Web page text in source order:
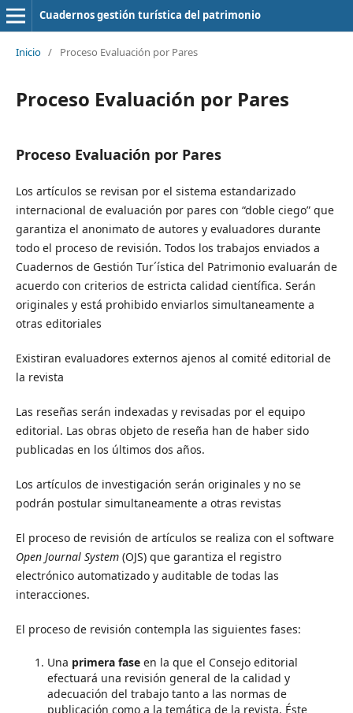
Cuadernos gestión turística del patrimonio
Inicio / Proceso Evaluación por Pares
Proceso Evaluación por Pares
Proceso Evaluación por Pares
Los artículos se revisan por el sistema estandarizado
internacional de evaluación por pares con “doble ciego” que
garantiza el anonimato de autores y evaluadores durante
todo el proceso de revisión. Todos los trabajos enviados a
Cuadernos de Gestión Tur´ística del Patrimonio evaluarán de
acuerdo con criterios de estricta calidad científica. Serán
originales y está prohibido enviarlos simultaneamente a
otras editoriales
Existiran evaluadores externos ajenos al comité editorial de
la revista
Las reseñas serán indexadas y revisadas por el equipo
editorial. Las obras objeto de reseña han de haber sido
publicadas en los últimos dos años.
Los artículos de investigación serán originales y no se
podrán postular simultaneamente a otras revistas
El proceso de revisión de artículos se realiza con el software
Open Journal System(OJS) que garantiza el registro
electrónico automatizado y auditable de todas las
interacciones.
El proceso de revisión contempla las siguientes fases:
Una primera faseen la que el Consejo editorial
efectuará una revisión general de la calidad y
adecuación del trabajo tanto a las normas de
publicación como a la temática de la revista. Éste